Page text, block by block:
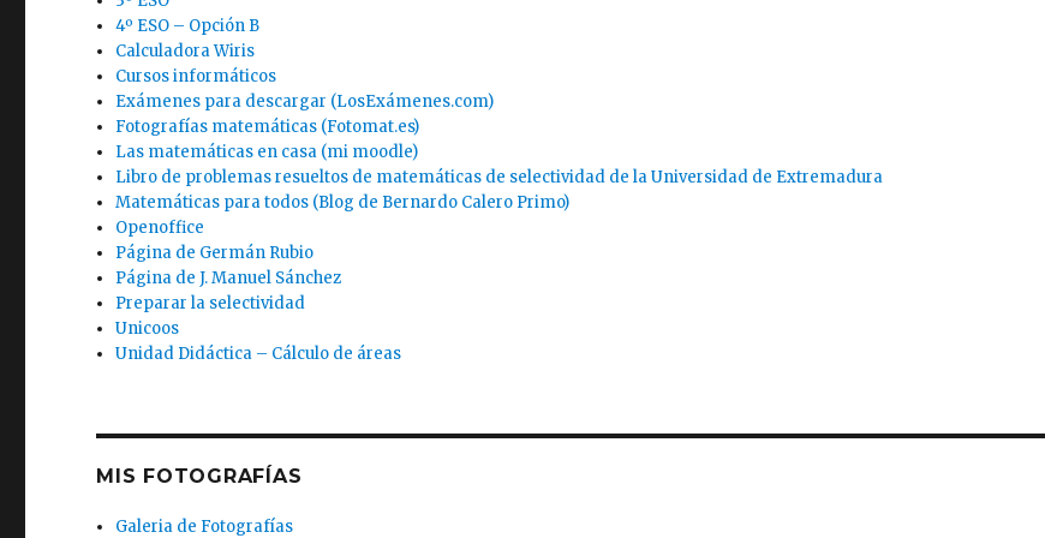
4º ESO – Opción B
Calculadora Wiris
Cursos informáticos
Exámenes para descargar (LosExámenes.com)
Fotografías matemáticas (Fotomat.es)
Las matemáticas en casa (mi moodle)
Libro de problemas resueltos de matemáticas de selectividad de la Universidad de Extremadura
Matemáticas para todos (Blog de Bernardo Calero Primo)
Openoffice
Página de Germán Rubio
Página de J. Manuel Sánchez
Preparar la selectividad
Unicoos
Unidad Didáctica – Cálculo de áreas
MIS FOTOGRAFÍAS
Galeria de Fotografías